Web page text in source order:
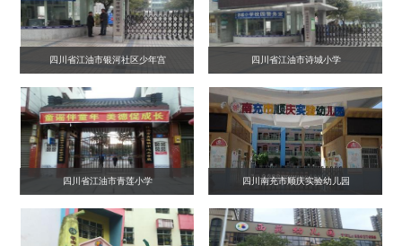
四川省江油市银河社区少年宫 四川省江油市诗城小学
四川省江油市青莲小学 四川南充市顺庆实验幼儿园